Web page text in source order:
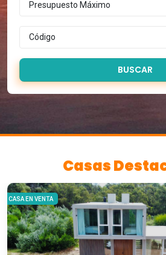
BUSCAR
Casas
CASA EN VENTA